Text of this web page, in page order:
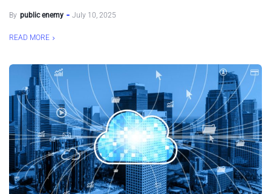
By public enemy July 10, 2025
READ MORE